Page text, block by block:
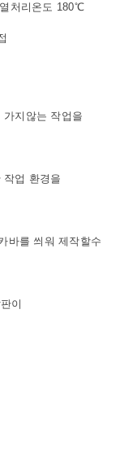
처리온도 180℃
지않는 작업을
작업 환경을
바를 씌워 제작할수
이